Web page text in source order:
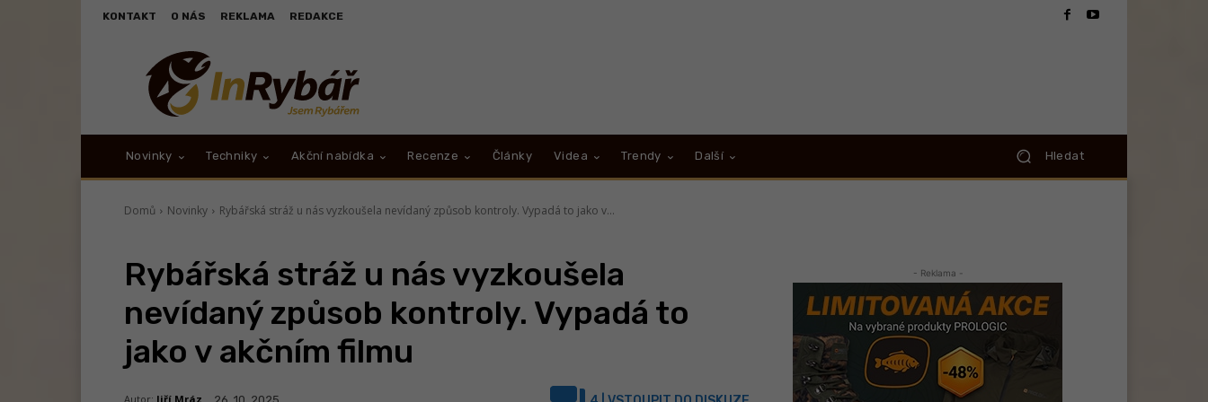
KONTAKT O NÁS REKLAMA REDAKCE
Novinky Techniky Akční nabídka Recenze Články Videa Trendy Další Hledat
Domů Novinky Rybářská stráž u nás vyzkoušela nevídaný způsob kontroly. Vypadá to jako v...
Rybářská stráž u nás vyzkoušela
nevídaný způsob kontroly. Vypadá to
jako v akčním filmu
Autor: Jiří Mráz
- Reklama -